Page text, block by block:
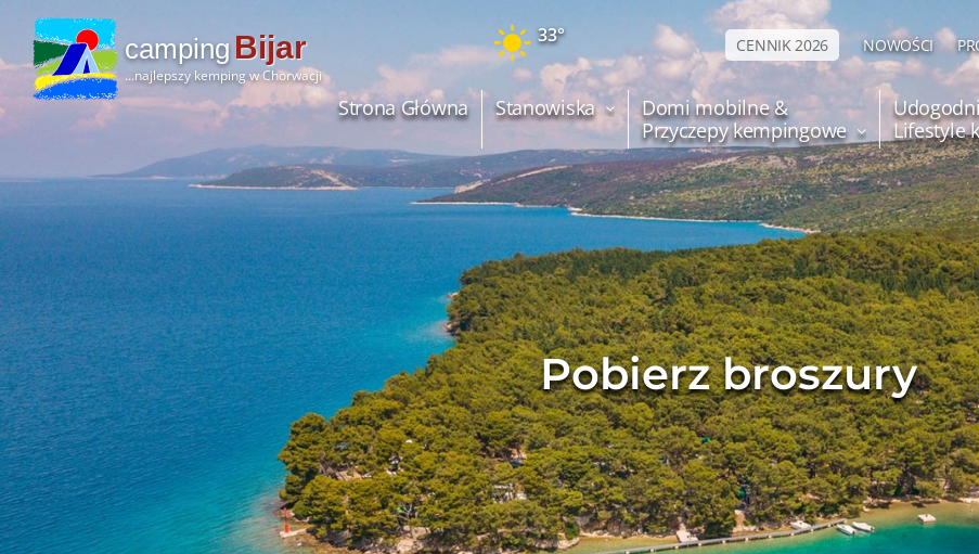
camping Bijar
...najlepszy kemping w Chorwacji
33° CENNIK 2026 NOWOŚCI
Strona Główna Stanowiska
Domi mobilne &
Przyczepy kempingowe
Lifestyle
Pobierz broszury